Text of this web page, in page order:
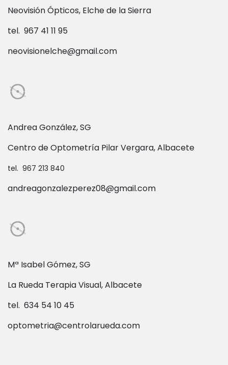
Neovisión Ópticos, Elche de la Sierra
tel. 967 41 11 95
neovisionelche@gmail.com
Andrea González, SG
Centro de Optometría Pilar Vergara, Albacete
tel. 967 213 840
andreagonzalezperez08@gmail.com
Mª Isabel Gómez, SG
La Rueda Terapia Visual, Albacete
tel. 634 54 10 45
optometria@centrolarueda.com